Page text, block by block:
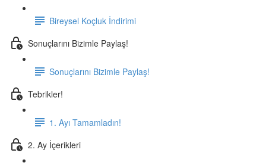
Bireysel Koçluk İndirimi
Sonuçlarını Bizimle Paylaş!
Sonuçlarını Bizimle Paylaş!
Tebrikler!
1. Ayı Tamamladın!
2. Ay İçerikleri